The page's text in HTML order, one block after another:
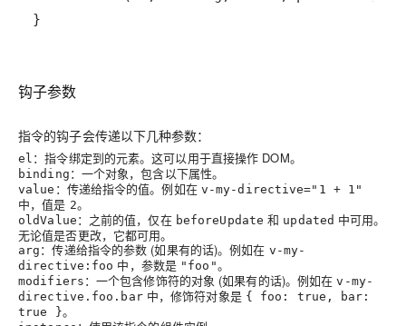
}
钩子参数
指令的钩子会传递以下几种参数：
el ：指令绑定到的元素。这可以用于直接操作 DOM。
binding ：一个对象，包含以下属性。
value ：传递给指令的值。例如在 v-my-directive="1 + 1"
中，值是 2。
oldValue ：之前的值，仅在 beforeUpdate 和 updated 中可用。
无论值是否更改，它都可用。
arg ：传递给指令的参数 (如果有的话)。例如在 v-my-
directive:foo 中，参数是 "foo"。
modifiers ：一个包含修饰符的对象 (如果有的话)。例如在v-my-
directive.foo.bar中，修饰符对象是 { foo: true, bar:
true }。